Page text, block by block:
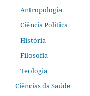
Antropologia
Ciência Política
História
Filosofia
Teologia
Ciências da Saúde